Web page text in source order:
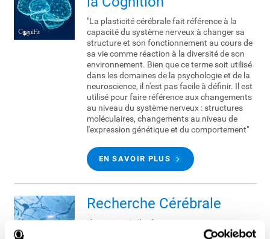
"La plasticité cérébrale fait référence à la
capacité du système nerveux à changer sa
structure et son fonctionnement au cours de
sa vie comme réaction à la diversité de son
environnement. Bien que ce terme soit utilisé
dans les domaines de la psychologie et de la
neuroscience, il n'est pas facile à définir. Il est
utilisé pour faire référence aux changements
au niveau du système nerveux : structures
moléculaires, changements au niveau de
l'expression génétique et du comportement"
EN SAVOIR PLUS
Recherche Cérébrale
L'exercice cérébral est un terme qui nous est
de plus en plus familier. En effet, les